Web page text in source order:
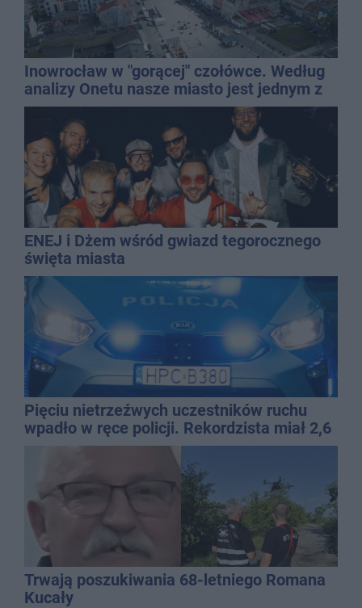
Inowrocław w "gorącej" czołówce. Według
analizy Onetu nasze miasto jest jednym z
najbardziej narażonych na upały
ENEJ i Dżem wśród gwiazd tegorocznego
święta miasta
Pięciu nietrzeźwych uczestników ruchu
wpadło w ręce policji. Rekordzista miał 2,6
Trwają poszukiwania 68-letniego Romana
Kucały